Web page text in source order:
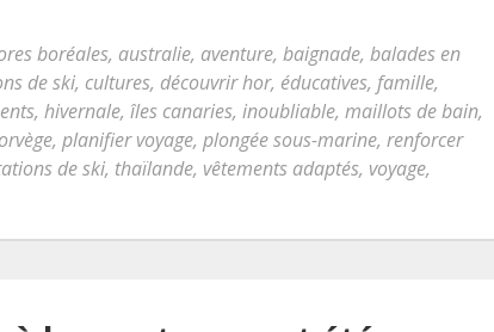
boréales, australie, aventure, baignade, balades en
de ski, cultures, découvrir hor, éducatives, famille,
, hivernale, îles canaries, inoubliable, maillots de bain,
, planifier voyage, plongée sous-marine, renforcer
de ski, thaïlande, vêtements adaptés, voyage,